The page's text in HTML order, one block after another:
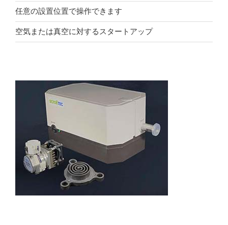
任意の設置位置で操作できます
空気または真空に対するスタートアップ